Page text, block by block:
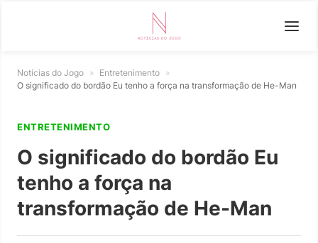
Notícias do Jogo » Entretenimento »
O significado do bordão Eu tenho a força na transformação de He-Man
ENTRETENIMENTO
O significado do bordão Eu
tenho a força na
transformação de He-Man